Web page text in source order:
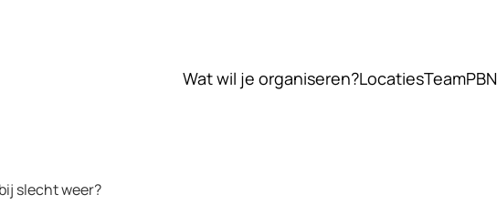
Wat wil je organiseren?LocatiesTeamPBN
slecht weer?